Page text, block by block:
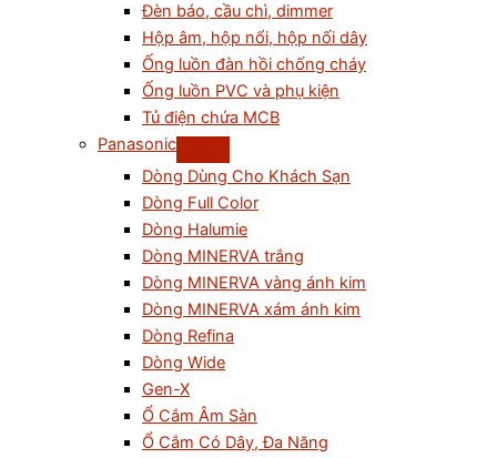
Đèn báo, cầu chì, dimmer
Hộp âm, hộp nổi, hộp nối dây
Ống luồn đàn hồi chống cháy
Ống luồn PVC và phụ kiện
Tủ điện chứa MCB
Panasonic
Dòng Dùng Cho Khách Sạn
Dòng Full Color
Dòng Halumie
Dòng MINERVA trắng
Dòng MINERVA vàng ánh kim
Dòng MINERVA xám ánh kim
Dòng Refina
Dòng Wide
Gen-X
Ổ Cắm Âm Sàn
Ổ Cắm Có Dây, Đa Năng